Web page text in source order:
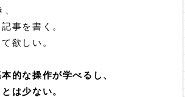
事を書く。
欲しい。
的な操作が学べるし、
は少ない。